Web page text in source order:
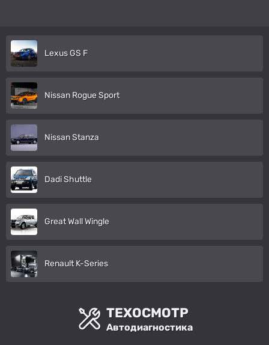
Lexus GS F
Nissan Rogue Sport
Nissan Stanza
Dadi Shuttle
Great Wall Wingle
Renault K-Series
ТЕХОСМОТР
Автодиагностика